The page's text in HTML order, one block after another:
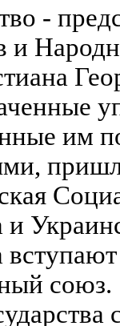
-
и
им
и
союз.